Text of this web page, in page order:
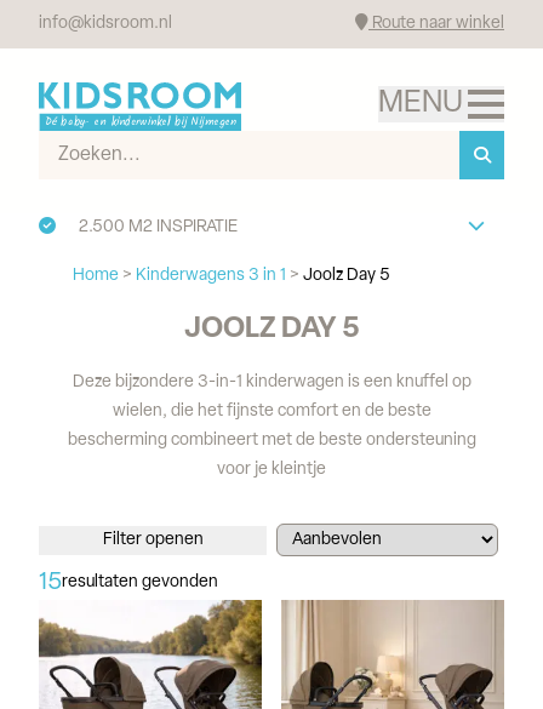
info@kidsroom.nl Route naar winkel
2.500 M2 INSPIRATIE
Home > Kinderwagens 3 in 1 > Joolz Day 5
JOOLZ DAY 5
Deze bijzondere 3-in-1 kinderwagen is een knuffel op
wielen, die het fijnste comfort en de beste
bescherming combineert met de beste ondersteuning
voor je kleintje
15resultaten gevonden
Filter openen